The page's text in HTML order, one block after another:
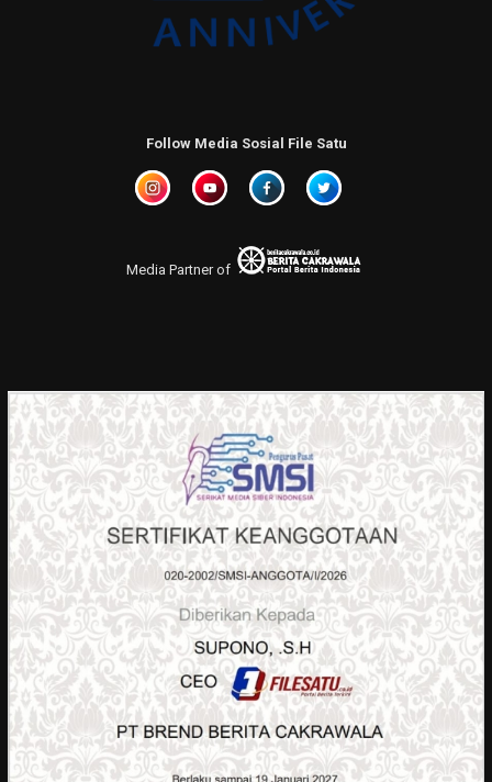
Follow Media Sosial File Satu
Media Partner of